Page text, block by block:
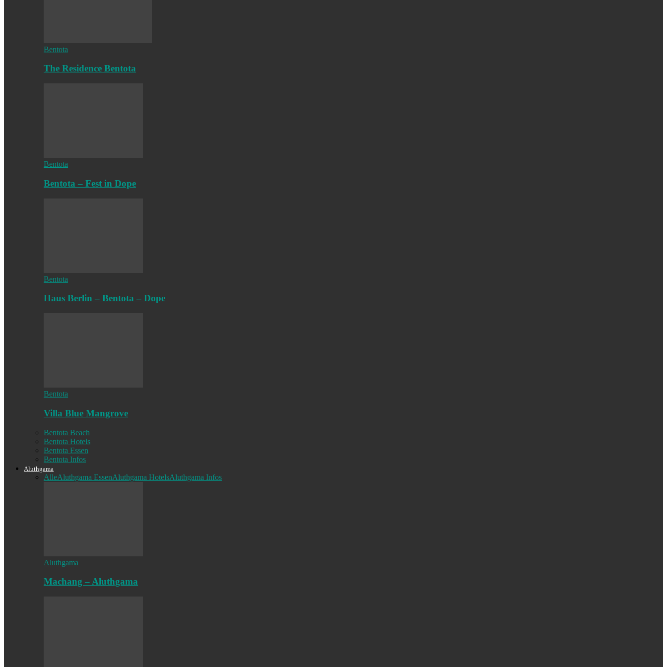
Bentota
The Residence Bentota
Bentota
Bentota – Fest in Dope
Bentota
Haus Berlin – Bentota – Dope
Bentota
Villa Blue Mangrove
Bentota Beach
Bentota Hotels
Bentota Essen
Bentota Infos
Aluthgama
AlleAluthgama EssenAluthgama HotelsAluthgama Infos
Aluthgama
Machang – Aluthgama